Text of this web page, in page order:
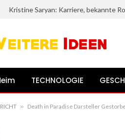
TECHNOLOGIE
» Death in Paradise Darsteller